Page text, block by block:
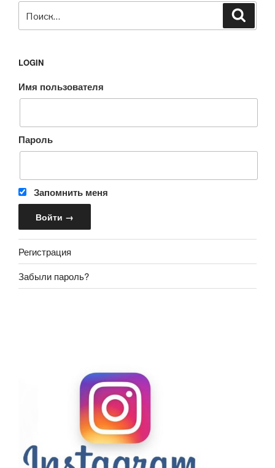
LOGIN
Имя пользователя
Пароль
Запомнить меня
Регистрация
Забыли пароль?